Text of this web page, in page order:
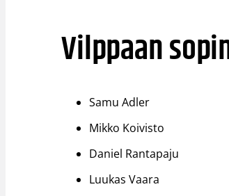
Vilppaan
Samu Adler
Mikko Koivisto
Daniel Rantapaju
Luukas Vaara